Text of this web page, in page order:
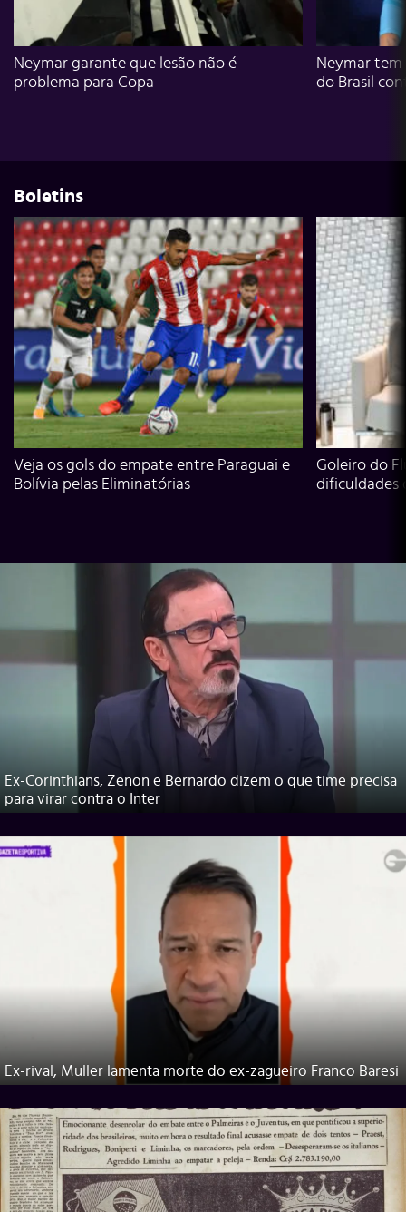
Neymar garante que lesão não é
problema para Copa
Neymar
do Brasil
Boletins
Veja os gols do empate entre Paraguai e
Bolívia pelas Eliminatórias
Goleiro do
dificuldades
Ex-Corinthians, Zenon e Bernardo dizem o que time precisa
para virar contra o Inter
Ex-rival, Muller lamenta morte do ex-zagueiro Franco Baresi